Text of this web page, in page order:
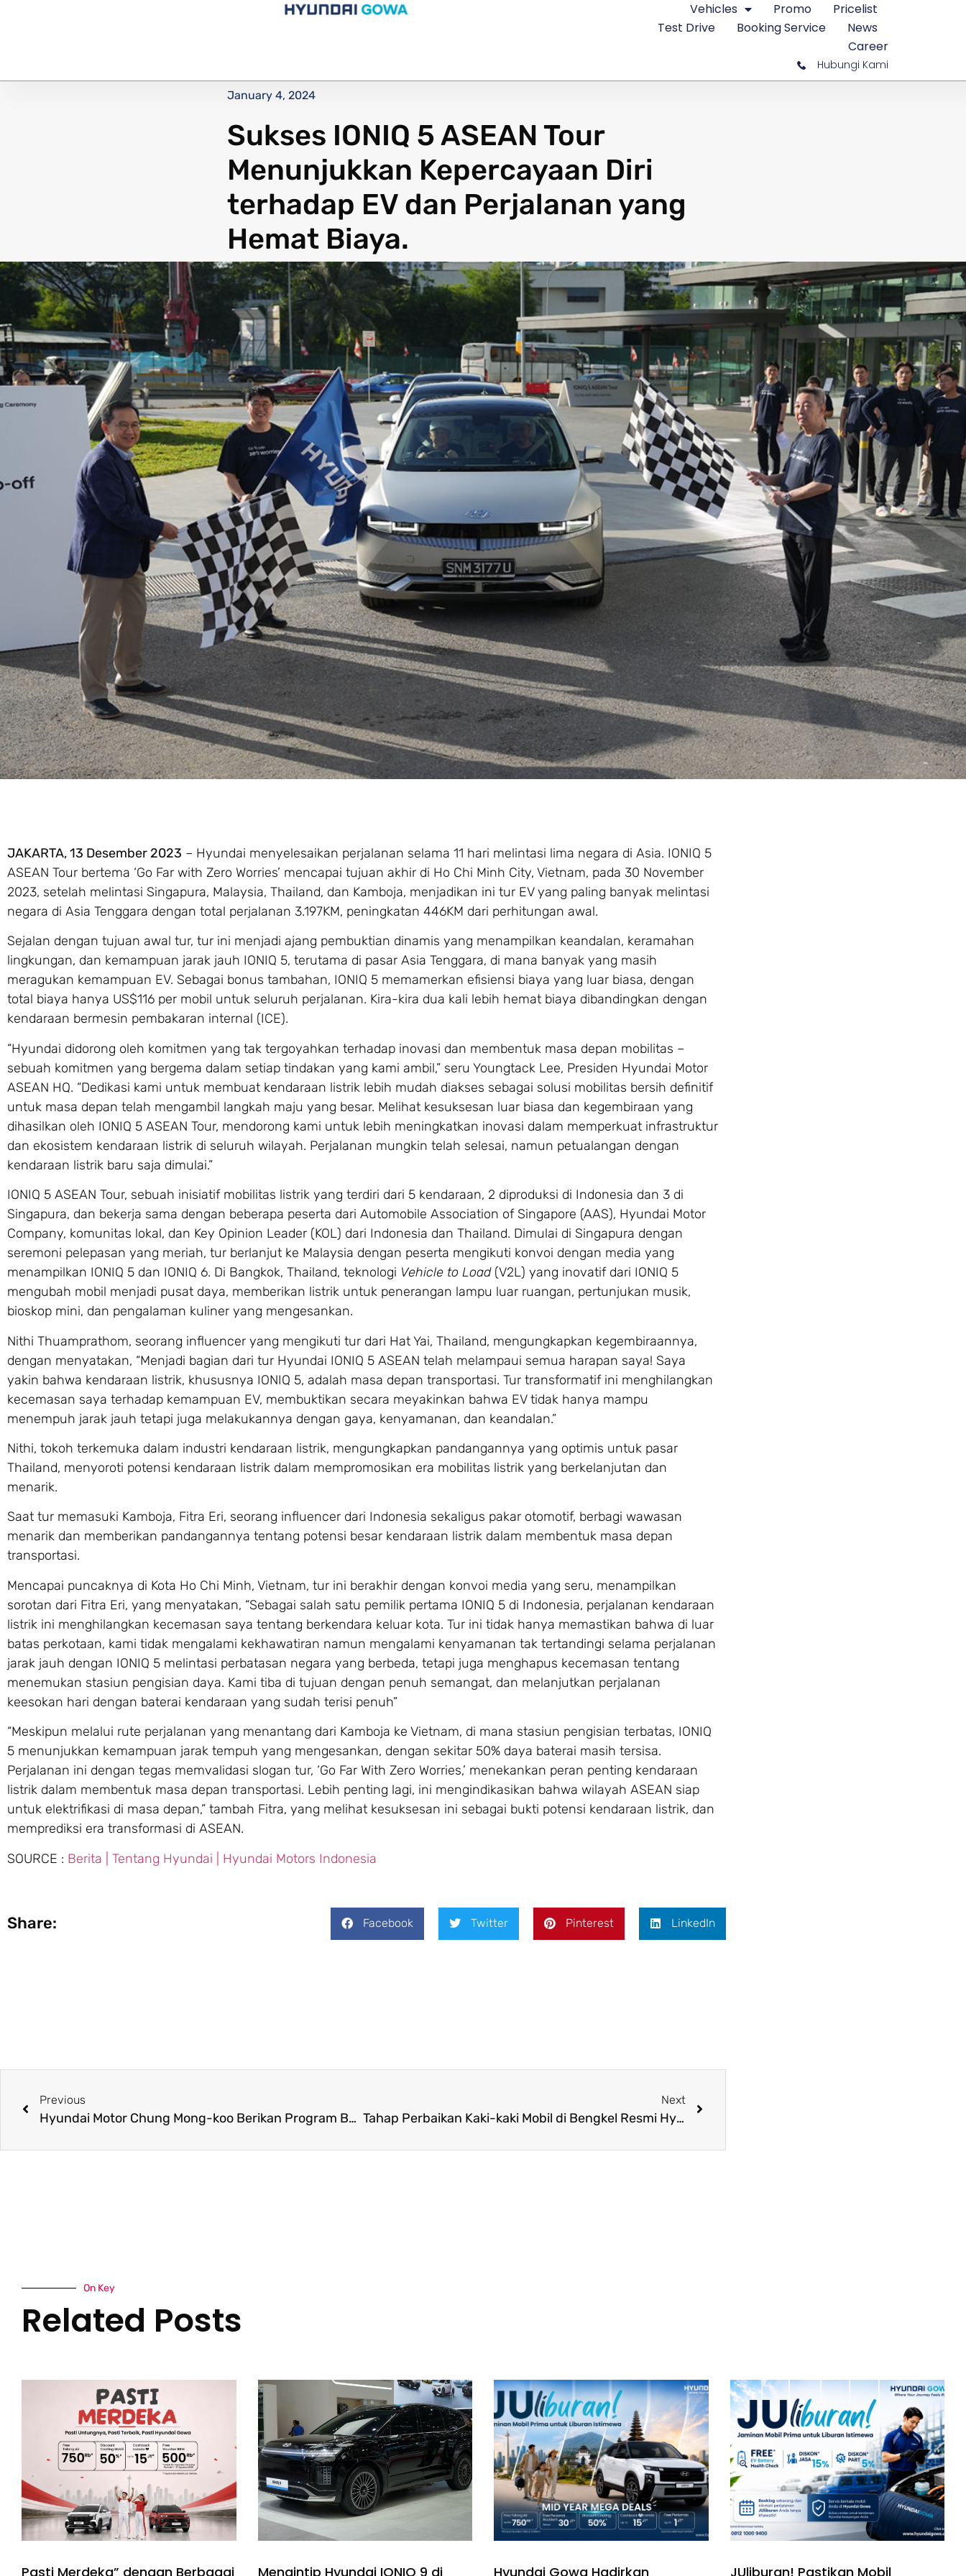
Hubungi Kami
Vehicles Promo
Pricelist
Test Drive
Booking Service
News
Career
January 4, 2024
Sukses IONIQ 5 ASEAN Tour
Menunjukkan Kepercayaan Diri
terhadap EV dan Perjalanan yang
Hemat Biaya.
JAKARTA, 13 Desember 2023 – Hyundai menyelesaikan perjalanan selama 11 hari melintasi lima negara di Asia. IONIQ 5
ASEAN Tour bertema ‘Go Far with Zero Worries’ mencapai tujuan akhir di Ho Chi Minh City, Vietnam, pada 30 November
2023, setelah melintasi Singapura, Malaysia, Thailand, dan Kamboja, menjadikan ini tur EV yang paling banyak melintasi
negara di Asia Tenggara dengan total perjalanan 3.197KM, peningkatan 446KM dari perhitungan awal.
Sejalan dengan tujuan awal tur, tur ini menjadi ajang pembuktian dinamis yang menampilkan keandalan, keramahan
lingkungan, dan kemampuan jarak jauh IONIQ 5, terutama di pasar Asia Tenggara, di mana banyak yang masih
meragukan kemampuan EV. Sebagai bonus tambahan, IONIQ 5 memamerkan efisiensi biaya yang luar biasa, dengan
total biaya hanya US$116 per mobil untuk seluruh perjalanan. Kira-kira dua kali lebih hemat biaya dibandingkan dengan
kendaraan bermesin pembakaran internal (ICE).
“Hyundai didorong oleh komitmen yang tak tergoyahkan terhadap inovasi dan membentuk masa depan mobilitas –
sebuah komitmen yang bergema dalam setiap tindakan yang kami ambil,” seru Youngtack Lee, Presiden Hyundai Motor
ASEAN HQ. “Dedikasi kami untuk membuat kendaraan listrik lebih mudah diakses sebagai solusi mobilitas bersih definitif
untuk masa depan telah mengambil langkah maju yang besar. Melihat kesuksesan luar biasa dan kegembiraan yang
dihasilkan oleh IONIQ 5 ASEAN Tour, mendorong kami untuk lebih meningkatkan inovasi dalam memperkuat infrastruktur
dan ekosistem kendaraan listrik di seluruh wilayah. Perjalanan mungkin telah selesai, namun petualangan dengan
kendaraan listrik baru saja dimulai.”
IONIQ 5 ASEAN Tour, sebuah inisiatif mobilitas listrik yang terdiri dari 5 kendaraan, 2 diproduksi di Indonesia dan 3 di
Singapura, dan bekerja sama dengan beberapa peserta dari Automobile Association of Singapore (AAS), Hyundai Motor
Company, komunitas lokal, dan Key Opinion Leader (KOL) dari Indonesia dan Thailand. Dimulai di Singapura dengan
seremoni pelepasan yang meriah, tur berlanjut ke Malaysia dengan peserta mengikuti konvoi dengan media yang
menampilkan IONIQ 5 dan IONIQ 6. Di Bangkok, Thailand, teknologi Vehicle to Load(V2L) yang inovatif dari IONIQ 5
mengubah mobil menjadi pusat daya, memberikan listrik untuk penerangan lampu luar ruangan, pertunjukan musik,
bioskop mini, dan pengalaman kuliner yang mengesankan.
Nithi Thuamprathom, seorang influencer yang mengikuti tur dari Hat Yai, Thailand, mengungkapkan kegembiraannya,
dengan menyatakan, “Menjadi bagian dari tur Hyundai IONIQ 5 ASEAN telah melampaui semua harapan saya! Saya
yakin bahwa kendaraan listrik, khususnya IONIQ 5, adalah masa depan transportasi. Tur transformatif ini menghilangkan
kecemasan saya terhadap kemampuan EV, membuktikan secara meyakinkan bahwa EV tidak hanya mampu
menempuh jarak jauh tetapi juga melakukannya dengan gaya, kenyamanan, dan keandalan.”
Nithi, tokoh terkemuka dalam industri kendaraan listrik, mengungkapkan pandangannya yang optimis untuk pasar
Thailand, menyoroti potensi kendaraan listrik dalam mempromosikan era mobilitas listrik yang berkelanjutan dan
menarik.
Saat tur memasuki Kamboja, Fitra Eri, seorang influencer dari Indonesia sekaligus pakar otomotif, berbagi wawasan
menarik dan memberikan pandangannya tentang potensi besar kendaraan listrik dalam membentuk masa depan
transportasi.
Mencapai puncaknya di Kota Ho Chi Minh, Vietnam, tur ini berakhir dengan konvoi media yang seru, menampilkan
sorotan dari Fitra Eri, yang menyatakan, “Sebagai salah satu pemilik pertama IONIQ 5 di Indonesia, perjalanan kendaraan
listrik ini menghilangkan kecemasan saya tentang berkendara keluar kota. Tur ini tidak hanya memastikan bahwa di luar
batas perkotaan, kami tidak mengalami kekhawatiran namun mengalami kenyamanan tak tertandingi selama perjalanan
jarak jauh dengan IONIQ 5 melintasi perbatasan negara yang berbeda, tetapi juga menghapus kecemasan tentang
menemukan stasiun pengisian daya. Kami tiba di tujuan dengan penuh semangat, dan melanjutkan perjalanan
keesokan hari dengan baterai kendaraan yang sudah terisi penuh”
“Meskipun melalui rute perjalanan yang menantang dari Kamboja ke Vietnam, di mana stasiun pengisian terbatas, IONIQ
5 menunjukkan kemampuan jarak tempuh yang mengesankan, dengan sekitar 50% daya baterai masih tersisa.
Perjalanan ini dengan tegas memvalidasi slogan tur, ‘Go Far With Zero Worries,’ menekankan peran penting kendaraan
listrik dalam membentuk masa depan transportasi. Lebih penting lagi, ini mengindikasikan bahwa wilayah ASEAN siap
untuk elektrifikasi di masa depan,” tambah Fitra, yang melihat kesuksesan ini sebagai bukti potensi kendaraan listrik, dan
memprediksi era transformasi di ASEAN.
SOURCE : Berita | Tentang Hyundai | Hyundai Motors Indonesia
Share: Facebook Twitter Pinterest LinkedIn
Previous
Hyundai Motor Chung Mong-koo Berikan Program Beasiswa untuk Memberdayakan Masa Depan Generasi Muda
Next
Tahap Perbaikan Kaki-kaki Mobil di Bengkel Resmi Hyundai Gowa
On Key
Related Posts
Pasti Merdeka” dengan Berbagai Mengintip Hyundai IONIQ 9 di Hyundai Gowa Hadirkan JUliburan! Pastikan Mobil